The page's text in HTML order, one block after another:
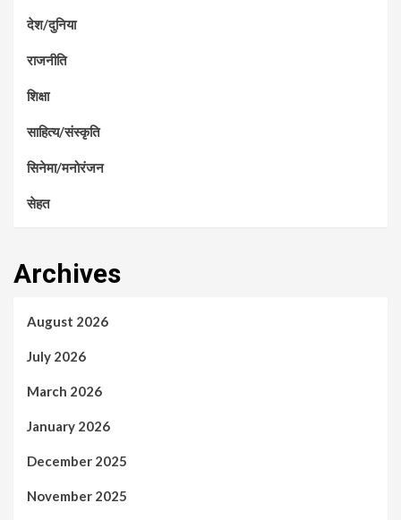
देश/दुनिया
राजनीति
शिक्षा
साहित्य/संस्कृति
सिनेमा/मनोरंजन
सेहत
Archives
August 2026
July 2026
March 2026
January 2026
December 2025
November 2025